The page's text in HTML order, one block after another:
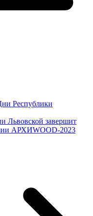
Республики
Львовской завершит
АРХИWOOD-2023